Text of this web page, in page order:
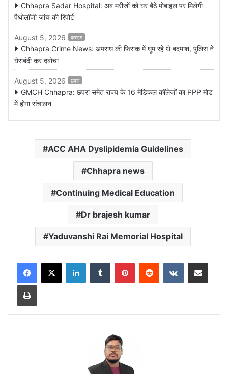
Chhapra Sadar Hospital: अब मरीजों को घर बैठे मोबाइल पर मिलेगी
पैथोलॉजी जांच की रिपोर्ट
August 5, 2026 क्राइम
Chhapra Crime News: अपराध की फिराक में घूम रहे थे बदमाश, पुलिस ने
घेराबंदी कर दबोचा
August 5, 2026 छपरा
GMCH Chhapra: छपरा समेत राज्य के 16 मेडिकल कॉलेजों का PPP मोड
में होगा संचालन
ACC AHA Dyslipidemia Guidelines
Chhapra news
Continuing Medical Education
Dr brajesh kumar
Yaduvanshi Rai Memorial Hospital
LinkedInTumblr PinterestReddit VKontakteShare via Email
Print